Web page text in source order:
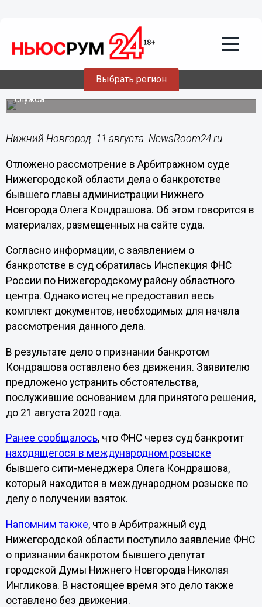
Выбрать регион
Отложено рассмотрение дела о
банкротстве бывшего сити-менеджера
Кондрашова
С иском в Арбитражный суд обратилась налоговая
служба.
Нижний Новгород. 11 августа. NewsRoom24.ru -
Отложено рассмотрение в Арбитражном суде
Нижегородской области дела о банкротстве
бывшего главы администрации Нижнего
Новгорода Олега Кондрашова. Об этом говорится в
материалах, размещенных на сайте суда.
Согласно информации, с заявлением о
банкротстве в суд обратилась Инспекция ФНС
России по Нижегородскому району областного
центра. Однако истец не предоставил весь
комплект документов, необходимых для начала
рассмотрения данного дела.
В результате дело о признании банкротом
Кондрашова оставлено без движения. Заявителю
предложено устранить обстоятельства,
послужившие основанием для принятого решения,
до 21 августа 2020 года.
Ранее сообщалось, что ФНС через суд банкротит
находящегося в международном розыске
бывшего сити-менеджера Олега Кондрашова,
который находится в международном розыске по
делу о получении взяток.
Напомним также, что в Арбитражный суд
Нижегородской области поступило заявление ФНС
о признании банкротом бывшего депутат
городской Думы Нижнего Новгорода Николая
Ингликова. В настоящее время это дело также
оставлено без движения.